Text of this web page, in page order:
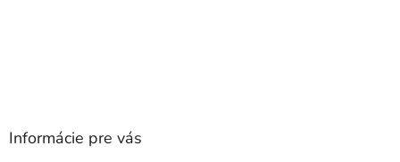
Informácie pre vás